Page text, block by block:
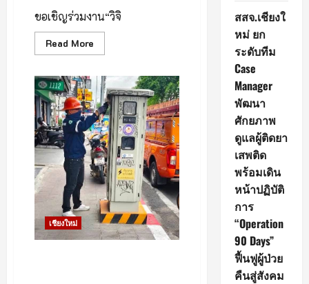
ขอเชิญร่วมงาน“วิจิ
Read More
more
มหาวิทยาลัย
ราชภัฏ
เชียงใหม่
ร่วม
กับ
มหาวิทยาลัย
ราชภัฏ
กลุ่ม
ภาค
เหนือ
เชิญ
ร่วม
งาน
เชียงใหม่
สสจ.เชียงใ
หม่ ยก
ระดับทีม
Case
Manager
พัฒนา
ศักยภาพ
ดูแลผู้ติดยา
เสพติด
พร้อมเดิน
หน้าปฏิบัติ
การ
“Operation
90 Days”
ฟื้นฟูผู้ป่วย
คืนสู่สังคม